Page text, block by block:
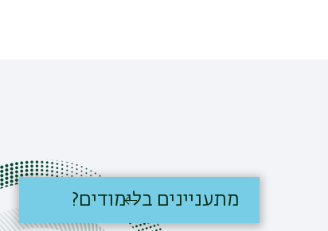
מתעניינים בלימודים?